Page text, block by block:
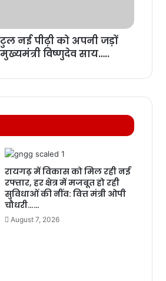
नई पीढ़ी को अपनी जड़ों
विष्णुदेव साय…..
रायगढ़ में विकास को मिल रही नई
रफ्तार, हर क्षेत्र में मजबूत हो रही
सुविधाओं की नींव: वित्त मंत्री ओपी
चौधरी……
August 7, 2026